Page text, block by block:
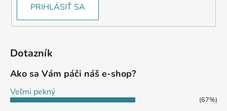
PRIHLÁSIŤ SA
Dotazník
Ako sa Vám páči náš e-shop?
Veľmi pekný
(67%)